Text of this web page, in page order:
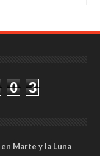
0 3
Marte y la Luna